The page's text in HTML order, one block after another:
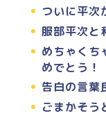
ついに平次
服部平次と
めちゃくち
めでとう！
告白の言葉
ごまかそう